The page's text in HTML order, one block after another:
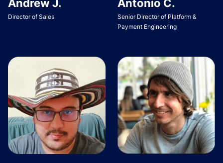
Andrew J.
Director of Sales
Antonio C.
Senior Director of Platform &
Payment Engineering